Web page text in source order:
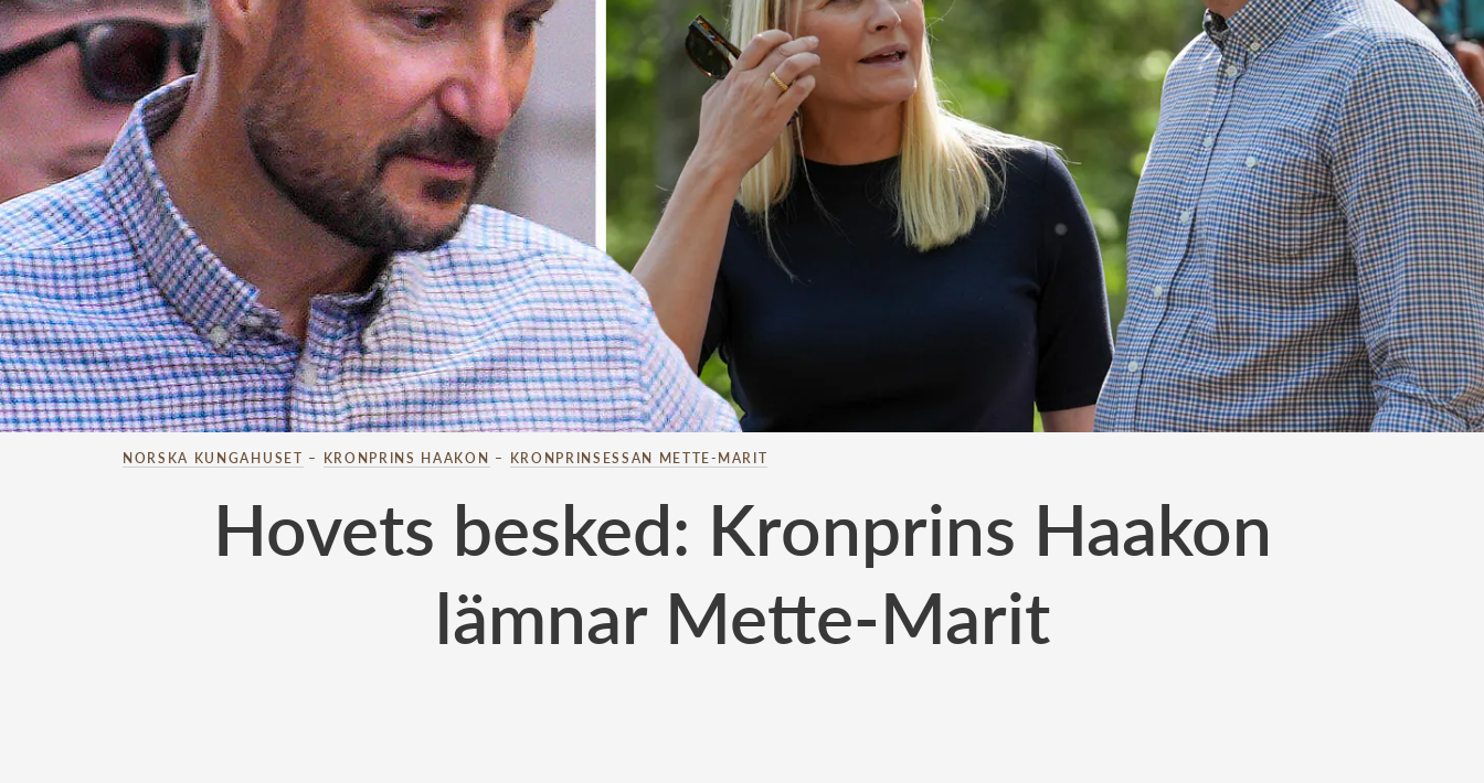
NORSKA KUNGAHUSET – KRONPRINS HAAKON – KRONPRINSESSAN METTE-MARIT
Hovets besked: Kronprins Haakon
lämnar Mette-Marit